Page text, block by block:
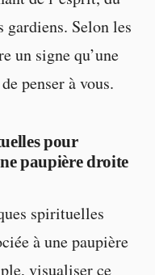
gardiens. Selon les
un signe qu’une
penser à vous.
pour
paupière droite
spirituelles
à une paupière
visualiser ce